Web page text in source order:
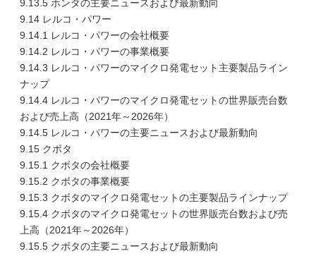
9.13.5 ホンダの主要ニュースおよび最新動向
9.14 レルコ・パワー
9.14.1 レルコ・パワーの会社概要
9.14.2 レルコ・パワーの事業概要
9.14.3 レルコ・パワーのマイクロ発電セット主要製品ライン
ナップ
9.14.4 レルコ・パワーのマイクロ発電セットの世界販売台数
および売上高（2021年～2026年）
9.14.5 レルコ・パワーの主要ニュースおよび最新動向
9.15 クボタ
9.15.1 クボタの会社概要
9.15.2 クボタの事業概要
9.15.3 クボタのマイクロ発電セットの主要製品ラインナップ
9.15.4 クボタのマイクロ発電セットの世界販売台数および売
上高（2021年～2026年）
9.15.5 クボタの主要ニュースおよび最新動向